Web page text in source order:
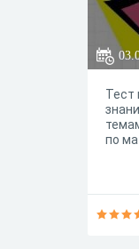
Тест
по